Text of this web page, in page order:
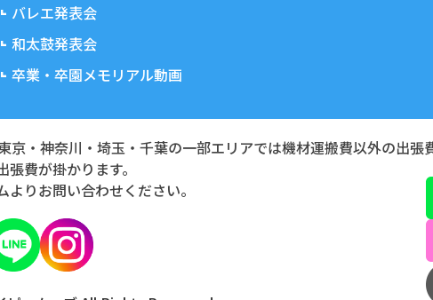
バレエ発表会
和太鼓発表会
卒業・卒園メモリアル動画
京・神奈川・埼玉・千葉の一部エリアでは機材運搬費以外の出張
費が掛かります。
りお問い合わせください。